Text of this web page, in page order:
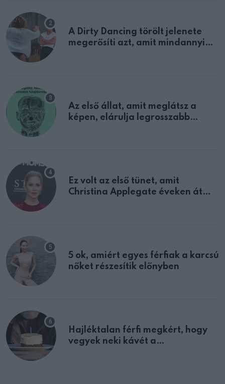
A Dirty Dancing törölt jelenete
megerősíti azt, amit mindannyian
Az első állat, amit meglátsz a
képen, elárulja legrosszabb
Ez volt az első tünet, amit
Christina Applegate éveken át
5 ok, amiért egyes férfiak a karcsú
nőket részesítik előnyben
Hajléktalan férfi megkért, hogy
vegyek neki kávét a